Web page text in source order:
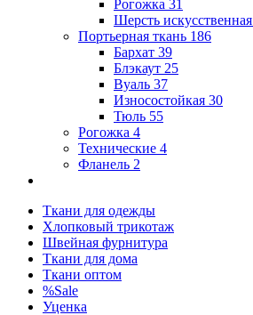
Рогожка 31
Шерсть искусственная
Портьерная ткань 186
Бархат 39
Блэкаут 25
Вуаль 37
Износостойкая 30
Тюль 55
Рогожка 4
Технические 4
Фланель 2
Ткани для одежды
Хлопковый трикотаж
Швейная фурнитура
Ткани для дома
Ткани оптом
%Sale
Уценка